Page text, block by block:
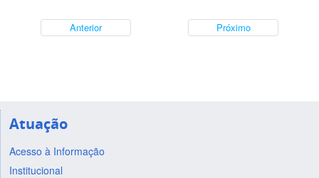
Anterior Próximo
Atuação
Acesso à Informação
Institucional